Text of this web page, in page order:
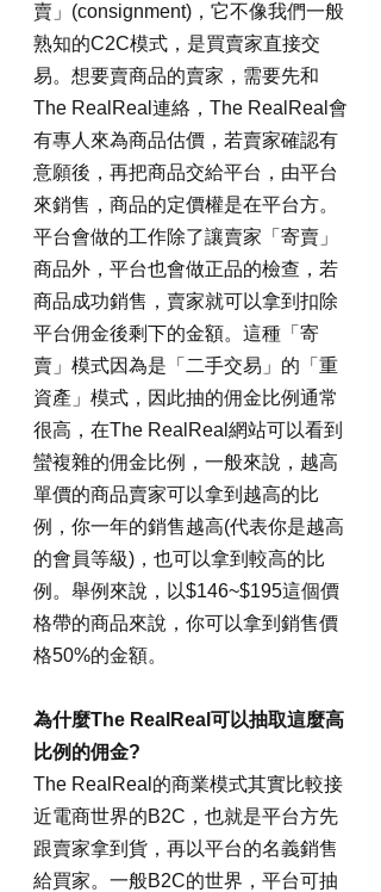
賣」(consignment)，它不像我們一般
熟知的C2C模式，是買賣家直接交
易。想要賣商品的賣家，需要先和
The RealReal連絡，The RealReal會
有專人來為商品估價，若賣家確認有
意願後，再把商品交給平台，由平台
來銷售，商品的定價權是在平台方。
平台會做的工作除了讓賣家「寄賣」
商品外，平台也會做正品的檢查，若
商品成功銷售，賣家就可以拿到扣除
平台佣金後剩下的金額。這種「寄
賣」模式因為是「二手交易」的「重
資產」模式，因此抽的佣金比例通常
很高，在The RealReal網站可以看到
蠻複雜的佣金比例，一般來說，越高
單價的商品賣家可以拿到越高的比
例，你一年的銷售越高(代表你是越高
的會員等級)，也可以拿到較高的比
例。舉例來說，以$146~$195這個價
格帶的商品來說，你可以拿到銷售價
格50%的金額。
為什麼The RealReal可以抽取這麼高
比例的佣金?
The RealReal的商業模式其實比較接
近電商世界的B2C，也就是平台方先
跟賣家拿到貨，再以平台的名義銷售
給買家。一般B2C的世界，平台可抽